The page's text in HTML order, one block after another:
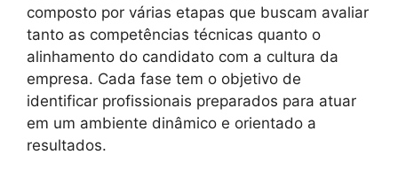
composto por várias etapas que buscam avaliar
tanto as competências técnicas quanto o
alinhamento do candidato com a cultura da
empresa. Cada fase tem o objetivo de
identificar profissionais preparados para atuar
em um ambiente dinâmico e orientado a
resultados.